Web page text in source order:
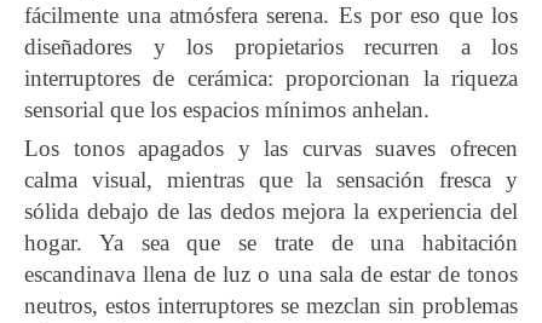
fácilmente una atmósfera serena. Es por eso que los
diseñadores y los propietarios recurren a los
interruptores de cerámica: proporcionan la riqueza
sensorial que los espacios mínimos anhelan.
Los tonos apagados y las curvas suaves ofrecen
calma visual, mientras que la sensación fresca y
sólida debajo de las dedos mejora la experiencia del
hogar. Ya sea que se trate de una habitación
escandinava llena de luz o una sala de estar de tonos
neutros, estos interruptores se mezclan sin problemas